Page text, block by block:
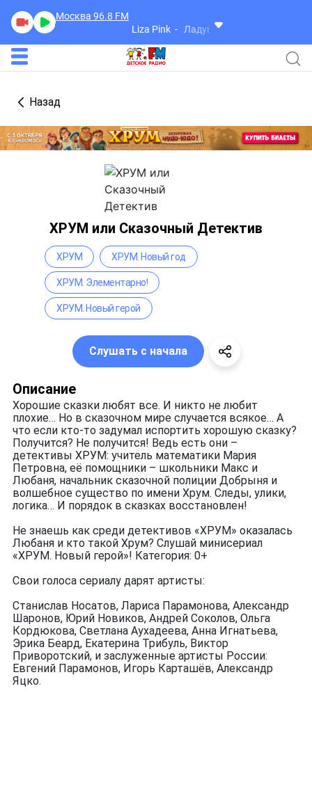
Москва 96.8 FM
Liza Pink
Ладушки
Назад
ХРУМ или Сказочный Детектив
Описание
Хорошие сказки любят все. И никто не любит
плохие… Но в сказочном мире случается всякое… А
что если кто-то задумал испортить хорошую сказку?
Получится? Не получится! Ведь есть они –
детективы ХРУМ: учитель математики Мария
Петровна, её помощники – школьники Макс и
Любаня, начальник сказочной полиции Добрыня и
волшебное существо по имени Хрум. Следы, улики,
логика… И порядок в сказках восстановлен!
Не знаешь как среди детективов «ХРУМ» оказалась
Любаня и кто такой Хрум? Слушай минисериал
«ХРУМ. Новый герой»! Категория: 0+
Свои голоса сериалу дарят артисты:
Станислав Носатов, Лариса Парамонова, Александр
Шаронов, Юрий Новиков, Андрей Соколов, Ольга
Кордюкова, Светлана Аухадеева, Анна Игнатьева,
Эрика Беард, Екатерина Трибуль, Виктор
Приворотский, и заслуженные артисты России:
Евгений Парамонов, Игорь Карташёв, Александр
Яцко.
ХРУМ ХРУМ. Новый год
ХРУМ. Элементарно!
ХРУМ. Новый герой
Слушать с начала